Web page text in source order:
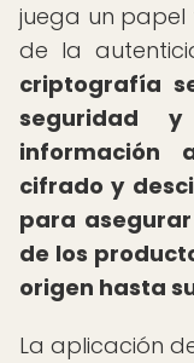
juega un
de la
criptografía
seguridad
información
cifrado y
para
de los
origen hasta
La aplicación